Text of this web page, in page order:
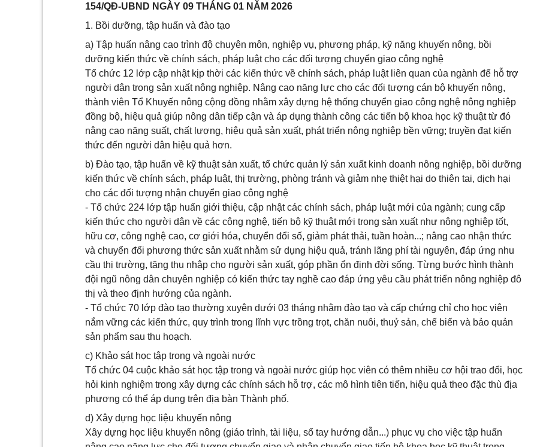
154/QĐ-UBND NGÀY 09 THÁNG 01 NĂM 2026
1. Bồi dưỡng, tập huấn và đào tạo
a) Tập huấn nâng cao trình độ chuyên môn, nghiệp vụ, phương pháp, kỹ năng khuyến nông, bồi
dưỡng kiến thức về chính sách, pháp luật cho các đối tượng chuyển giao công nghệ
Tổ chức 12 lớp cập nhật kịp thời các kiến thức về chính sách, pháp luật liên quan của ngành để hỗ trợ
người dân trong sản xuất nông nghiệp. Nâng cao năng lực cho các đối tượng cán bộ khuyến nông,
thành viên Tổ Khuyến nông cộng đồng nhằm xây dựng hệ thống chuyển giao công nghệ nông nghiệp
đồng bộ, hiệu quả giúp nông dân tiếp cận và áp dụng thành công các tiến bộ khoa học kỹ thuật từ đó
nâng cao năng suất, chất lượng, hiệu quả sản xuất, phát triển nông nghiệp bền vững; truyền đạt kiến
thức đến người dân hiệu quả hơn.
b) Đào tạo, tập huấn về kỹ thuật sản xuất, tổ chức quản lý sản xuất kinh doanh nông nghiệp, bồi dưỡng
kiến thức về chính sách, pháp luật, thị trường, phòng tránh và giảm nhẹ thiệt hại do thiên tai, dịch hại
cho các đối tượng nhận chuyển giao công nghệ
- Tổ chức 224 lớp tập huấn giới thiệu, cập nhật các chính sách, pháp luật mới của ngành; cung cấp
kiến thức cho người dân về các công nghệ, tiến bộ kỹ thuật mới trong sản xuất như nông nghiệp tốt,
hữu cơ, công nghệ cao, cơ giới hóa, chuyển đổi số, giảm phát thải, tuần hoàn...; nâng cao nhận thức
và chuyển đổi phương thức sản xuất nhằm sử dụng hiệu quả, tránh lãng phí tài nguyên, đáp ứng nhu
cầu thị trường, tăng thu nhập cho người sản xuất, góp phần ổn định đời sống. Từng bước hình thành
đội ngũ nông dân chuyên nghiệp có kiến thức tay nghề cao đáp ứng yêu cầu phát triển nông nghiệp đô
thị và theo định hướng của ngành.
- Tổ chức 70 lớp đào tạo thường xuyên dưới 03 tháng nhằm đào tạo và cấp chứng chỉ cho học viên
nắm vững các kiến thức, quy trình trong lĩnh vực trồng trọt, chăn nuôi, thuỷ sản, chế biến và bảo quản
sản phẩm sau thu hoạch.
c) Khảo sát học tập trong và ngoài nước
Tổ chức 04 cuộc khảo sát học tập trong và ngoài nước giúp học viên có thêm nhiều cơ hội trao đổi, học
hỏi kinh nghiệm trong xây dựng các chính sách hỗ trợ, các mô hình tiên tiến, hiệu quả theo đặc thù địa
phương có thể áp dụng trên địa bàn Thành phố.
d) Xây dựng học liệu khuyến nông
Xây dựng học liệu khuyến nông (giáo trình, tài liệu, sổ tay hướng dẫn...) phục vụ cho việc tập huấn